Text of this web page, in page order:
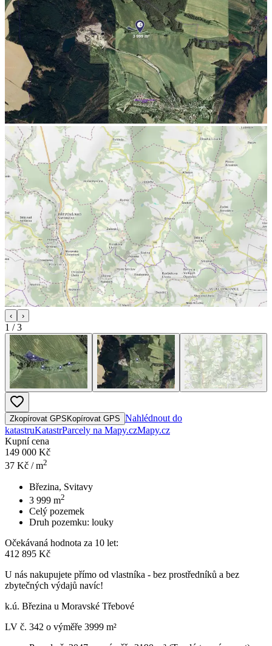
‹ ›
1 /3
Zkopírovat GPS Kopírovat GPS Nahlédnout do
katastruKatastrParcely na Mapy.czMapy.cz
Kupní cena
149 000 Kč
37 Kč / m2
Březina, Svitavy
3 999 m2
Celý pozemek
Druh pozemku: louky
Očekávaná hodnota za 10 let:
412 895 Kč
U nás nakupujete přímo od vlastníka - bez prostředníků a bez
zbytečných výdajů navíc!
k.ú. Březina u Moravské Třebové
LV č. 342 o výměře 3999 m²